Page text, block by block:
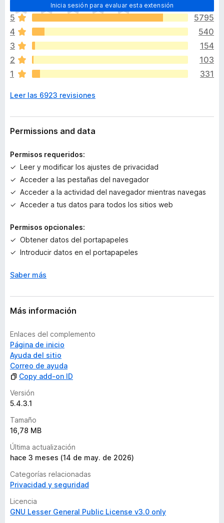
Inicia sesión para evaluar esta extensión
T
o
d
a
v
a
n
h
y
v
l
r
a
c
n
s
5
5795
4
540
3
154
2
103
1
331
Leer las 6923 revisiones
Permissions and data
Permisos requeridos:
Leer y modificar los ajustes de privacidad
Acceder a las pestañas del navegador
Acceder a la actividad del navegador mientras navegas
Acceder a tus datos para todos los sitios web
Permisos opcionales:
Obtener datos del portapapeles
Introducir datos en el portapapeles
Saber más
Más información
Enlaces del complemento
Página de inicio
Ayuda del sitio
Correo de ayuda
Copy add-on ID
Versión
5.4.3.1
Tamaño
16,78 MB
Última actualización
hace 3 meses (14 de may. de 2026)
Categorías relacionadas
Privacidad y seguridad
Licencia
GNU Lesser General Public License v3.0 only